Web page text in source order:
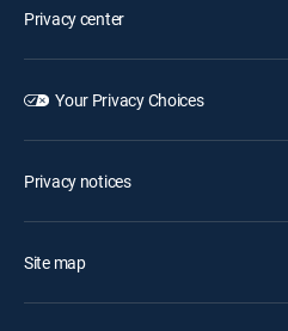
Privacy center
Your Privacy Choices
Privacy notices
Site map